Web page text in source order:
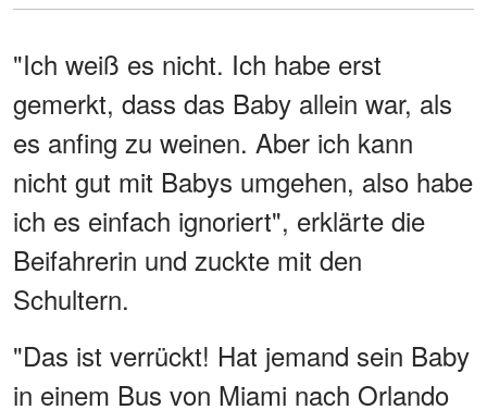
"Ich weiß es nicht. Ich habe erst
gemerkt, dass das Baby allein war, als
es anfing zu weinen. Aber ich kann
nicht gut mit Babys umgehen, also habe
ich es einfach ignoriert", erklärte die
Beifahrerin und zuckte mit den
Schultern.
"Das ist verrückt! Hat jemand sein Baby
in einem Bus von Miami nach Orlando